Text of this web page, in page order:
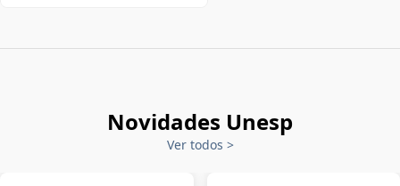
Novidades Unesp
Ver todos >